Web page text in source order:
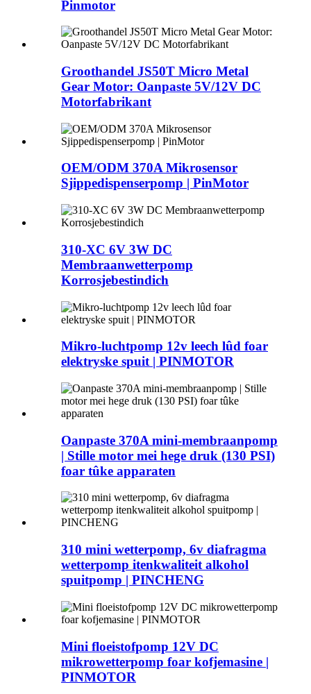
Pinmotor
Groothandel JS50T Micro Metal
Gear Motor: Oanpaste 5V/12V DC
Motorfabrikant
OEM/ODM 370A Mikrosensor
Sjippedispenserpomp | PinMotor
310-XC 6V 3W DC
Membraanwetterpomp
Korrosjebestindich
Mikro-luchtpomp 12v leech lûd foar
elektryske spuit | PINMOTOR
Oanpaste 370A mini-membraanpomp
| Stille motor mei hege druk (130 PSI)
foar tûke apparaten
310 mini wetterpomp, 6v diafragma
wetterpomp itenkwaliteit alkohol
spuitpomp | PINCHENG
Mini floeistofpomp 12V DC
mikrowetterpomp foar kofjemasine |
PINMOTOR